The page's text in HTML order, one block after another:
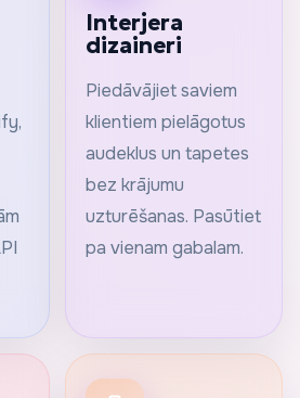
Interjera
dizaineri
Piedāvājiet saviem
klientiem pielāgotus
audeklus un tapetes
bez krājumu
uzturēšanas. Pasūtiet
pa vienam gabalam.